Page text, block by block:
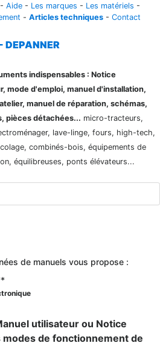
- Aide - Les marques - Les matériels -
- Articles techniques - Contact
DEPANNER
indispensables : Notice
mode d'emploi, manuel d'installation,
manuel de réparation, schémas,
pièces détachées... micro-tracteurs,
lave-linge, fours, high-tech,
combinés-bois, équipements de
équilibreuses, ponts élévateurs...
de manuels vous propose :
utilisateur ou Notice
de fonctionnement de